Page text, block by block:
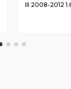
III 2008-2012